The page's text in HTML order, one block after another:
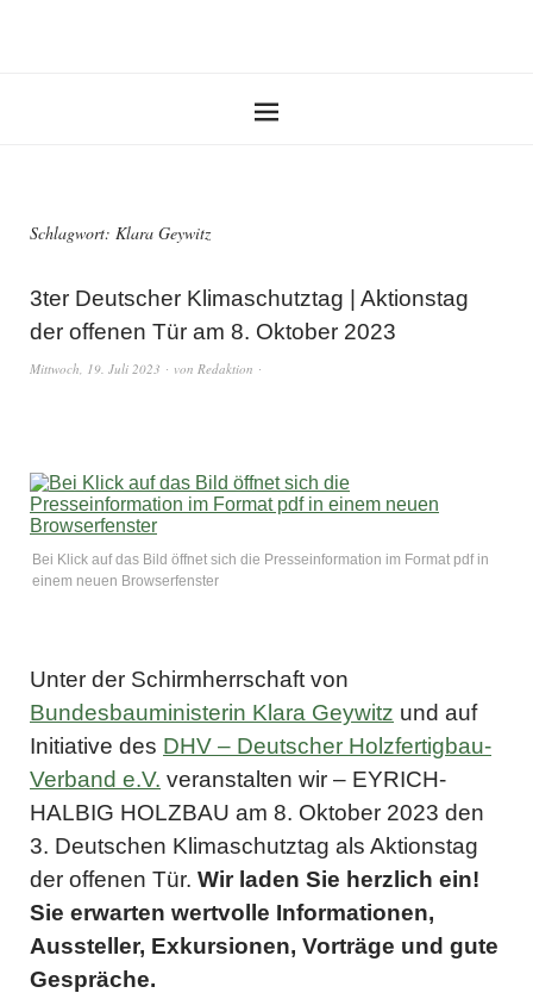
Schlagwort: Klara Geywitz
3ter Deutscher Klimaschutztag | Aktionstag
der offenen Tür am 8. Oktober 2023
Mittwoch, 19. Juli 2023 von Redaktion
Bei Klick auf das Bild öffnet sich die Presseinformation im Format pdf in
einem neuen Browserfenster
Unter der Schirmherrschaft von
Bundesbauministerin Klara Geywitz und auf
Initiative des DHV – Deutscher Holzfertigbau-
Verband e.V. veranstalten wir – EYRICH-
HALBIG HOLZBAU am 8. Oktober 2023 den
3. Deutschen Klimaschutztag als Aktionstag
der offenen Tür. Wir laden Sie herzlich ein!
Sie erwarten wertvolle Informationen,
Aussteller, Exkursionen, Vorträge und gute
Gespräche.